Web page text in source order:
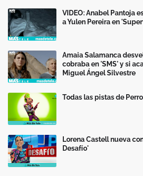
VIDEO: Anabel Pantoja
a Yulen Pereira en
Amaia Salamanca
cobraba en 'SMS' y si
Miguel Ángel Silvestre
Todas las pistas de
Lorena Castell nueva
Desafío'